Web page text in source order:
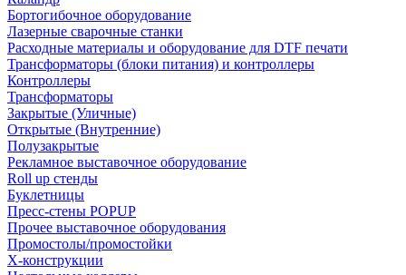
Бортогибочное оборудование
Лазерные сварочные станки
Расходные материалы и оборудование для DTF печати
Трансформаторы (блоки питания) и контроллеры
Контроллеры
Трансформаторы
Закрытые (Уличные)
Открытые (Внутренние)
Полузакрытые
Рекламное выставочное оборудование
Roll up стенды
Буклетницы
Пресс-стены POPUP
Прочее выставочное оборудования
Промостолы/промостойки
Х-конструкции